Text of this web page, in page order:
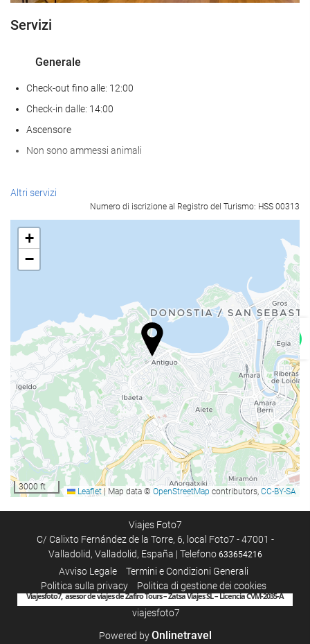
Servizi
Generale
Check-out fino alle: 12:00
Check-in dalle: 14:00
Ascensore
Non sono ammessi animali
Pasto e bevanda
Ristorante à la carte
Bar
reception 24 ore su 24
deposito bagagli
Parcheggio
Parcheggio
Internet
WiFi gratuito
Servizio di pulizia
Altri servizi
Numero di iscrizione al Registro del Turismo: HSS 00313
+
−
3000 ft Leaflet Map data © OpenStreetMap contributors, CC-BY-SA
Viajes Foto7
C/ Calixto Fernández de la Torre, 6, local Foto7 - 47001 -
Valladolid, Valladolid, España | Telefono 633654216
Avviso Legale
Termini e Condizioni Generali
Politica sulla privacy
Politica di gestione dei cookies
Viajesfoto7, asesor de viajes de Zafiro Tours – Zatsa Viajes SL – Licencia CVM-2035-A
viajesfoto7
Powered byOnlinetravel